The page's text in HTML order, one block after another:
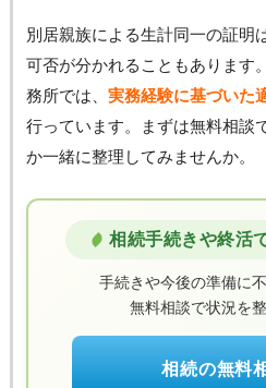
別居親族による生計同一の証明
可否が分かれることもあります
務所では、 実務経験に基づいた
行っています。まずは無料相談
か一緒に整理してみませんか。
相続手続きや終活
手続きや今後の準備に
無料相談で状況を
相続の無料